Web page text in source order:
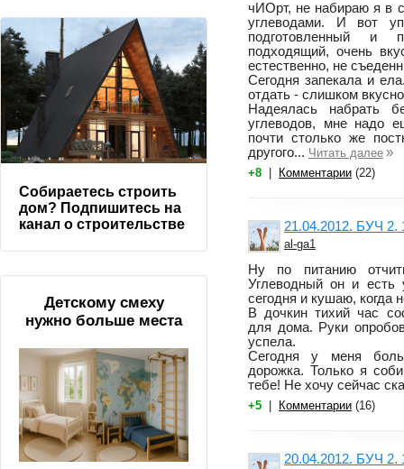
чИОрт, не набираю я в
углеводами. И вот
подготовленный и
подходящий, очень
естественно, не
Сегодня запекала и
отдать - слишком
Надеялась набрать
углеводов, мне надо
почти столько же
другого... Читать далее »
+8 Комментарии (22)
21.04.2012. БУЧ 2.
al-ga1
Ну по питанию
Углеводный он и
сегодня и кушаю, когда
В дочкин тихий час
для дома. Руки
успела.
Сегодня у меня
дорожка. Только я
тебе! Не хочу сейчас
+5 Комментарии (16)
20.04.2012. БУЧ 2.
Собираетесь строить
дом? Подпишитесь на
канал о строительстве
Детскому смеху
нужно больше места